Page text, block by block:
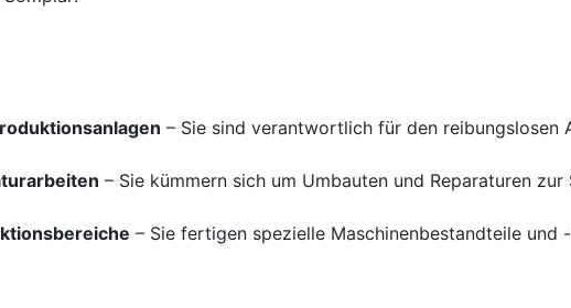
– Sie sind verantwortlich für den reibungslosen
– Sie kümmern sich um Umbauten und Reparaturen
– Sie fertigen spezielle Maschinenbestandteile und